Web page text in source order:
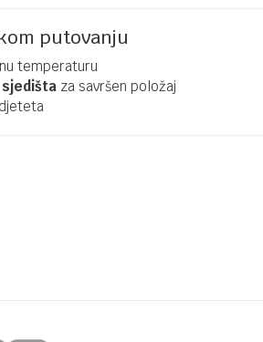
putovanju
temperaturu
sjedišta za savršen položaj